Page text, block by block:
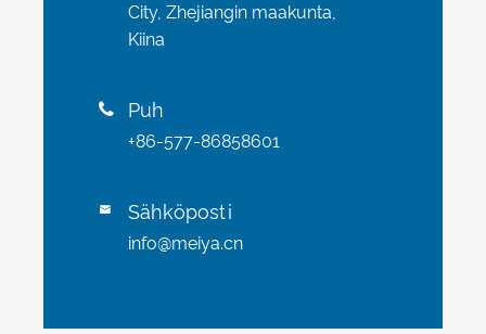
City, Zhejiangin maakunta,
Kiina
 Puh
+86-577-86858601
 Sähköposti
info@meiya.cn